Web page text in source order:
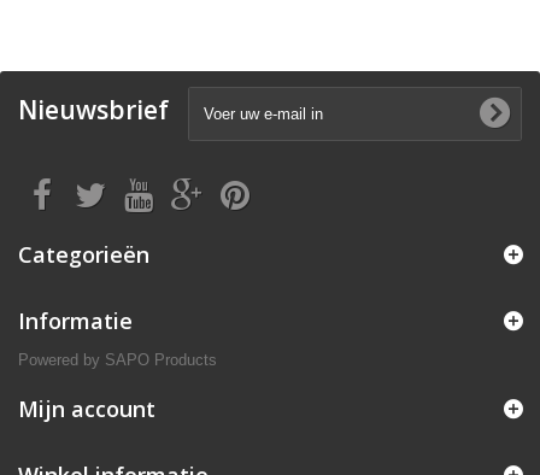
Nieuwsbrief
Categorieën
Informatie
Powered by SAPO Products
Mijn account